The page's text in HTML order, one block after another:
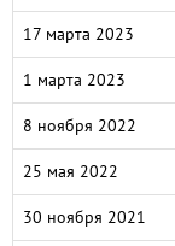
17 марта 2023
1 марта 2023
8 ноября 2022
25 мая 2022
30 ноября 2021